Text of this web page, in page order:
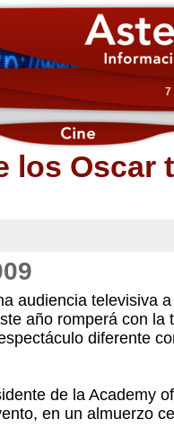
7
los Oscar
audiencia televisiva
año romperá con la
diferente
de la Academy
en un almuerzo